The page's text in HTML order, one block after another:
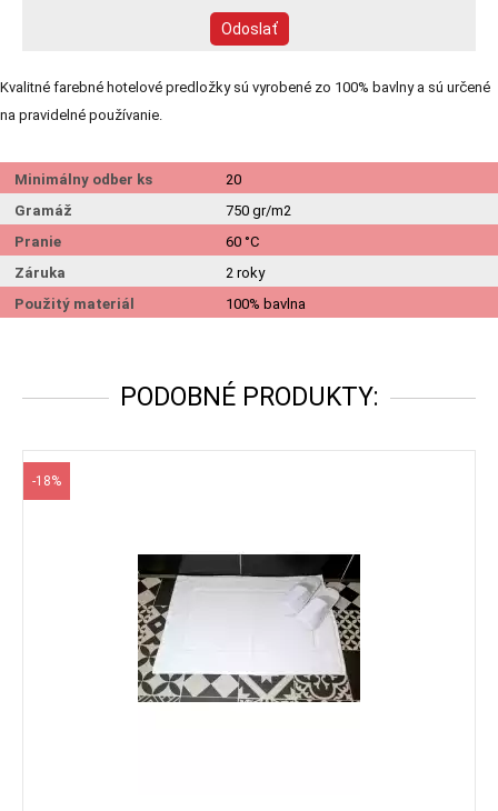
Kvalitné farebné hotelové predložky sú vyrobené zo 100% bavlny a sú určené
na pravidelné používanie.
Minimálny odber ks
20
Gramáž
750 gr/m2
Pranie
60 °C
Záruka
2 roky
Použitý materiál
100% bavlna
PODOBNÉ PRODUKTY:
-18%